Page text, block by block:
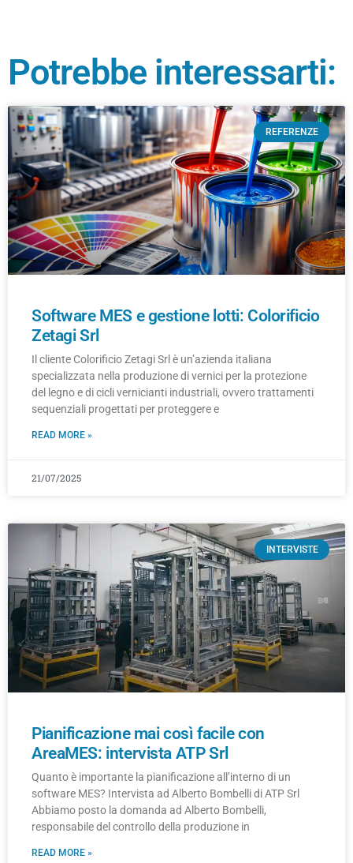
Potrebbe interessarti:
REFERENZE
Software MES e gestione lotti: Colorificio
Zetagi Srl
Il cliente Colorificio Zetagi Srl è un’azienda italiana
specializzata nella produzione di vernici per la protezione
del legno e di cicli vernicianti industriali, ovvero trattamenti
sequenziali progettati per proteggere e
READ MORE »
21/07/2025
INTERVISTE
Pianificazione mai così facile con
AreaMES: intervista ATP Srl
Quanto è importante la pianificazione all’interno di un
software MES? Intervista ad Alberto Bombelli di ATP Srl
Abbiamo posto la domanda ad Alberto Bombelli,
responsabile del controllo della produzione in
READ MORE »